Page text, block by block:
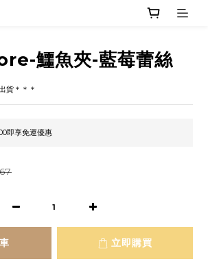
鱷魚夾-藍莓蕾絲
貨＊＊＊
即享免運優惠
立即購買